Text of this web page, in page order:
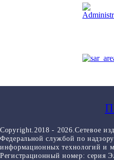
Copyright.2018 - 2026.Сетевое
Федеральной службой по
информационных технологий и
Регистрационный номер: серия